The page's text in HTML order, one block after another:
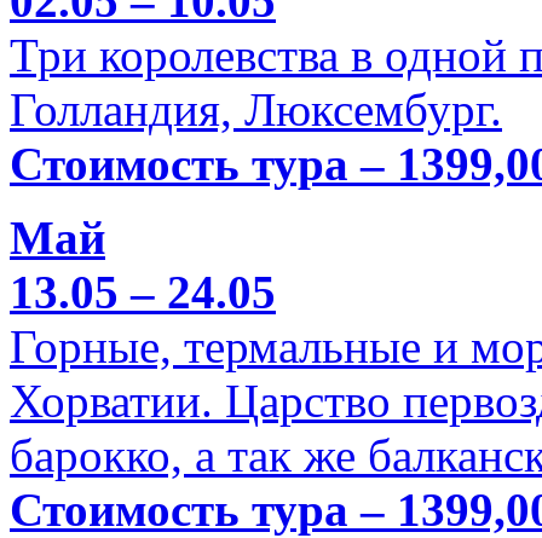
Три королевства в одной
Голландия, Люксембург.
Стоимость тура –
Май
13.05 – 24.05
Горные, термальные и
Хорватии. Царство
барокко, а так же
Стоимость тура –